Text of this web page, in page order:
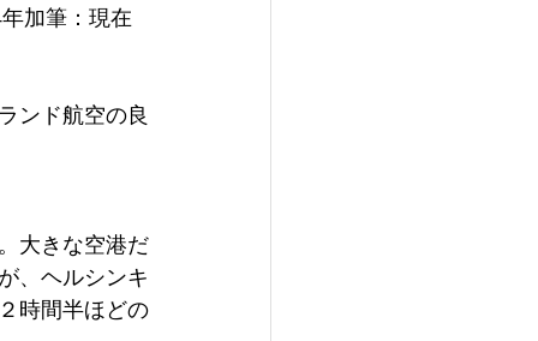
加筆：現在
ンド航空の良
大きな空港だ
、ヘルシンキ
時間半ほどの